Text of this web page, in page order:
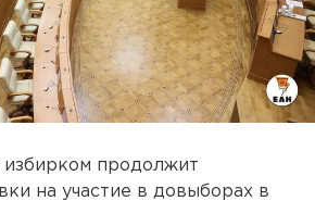
избирком продолжит
на участие в довыборах в